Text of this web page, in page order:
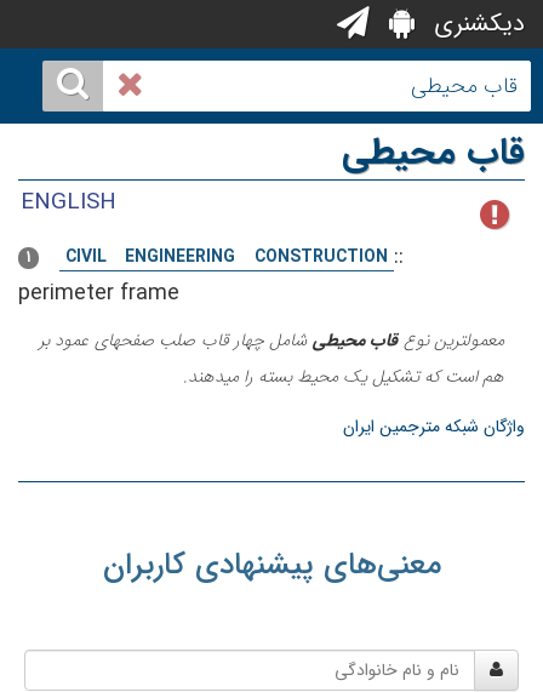
دیکشنری
قاب محیطی
ENGLISH
1 CIVIL ENGINEERING CONSTRUCTION ::
perimeter frame
معمولترین نوعقاب محیطی شامل چهار قاب صلب صفحهای عمود بر
هم است که تشکیل یک محیط بسته را میدهند.
واژگان شبکه مترجمین ایران
معنی‌های پیشنهادی کاربران
و